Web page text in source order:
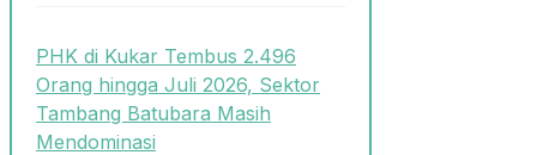
PHK di Kukar Tembus 2.496
Orang hingga Juli 2026, Sektor
Tambang Batubara Masih
Mendominasi